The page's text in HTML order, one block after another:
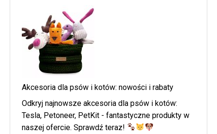
Akcesoria dla psów i kotów: nowości i rabaty
Odkryj najnowsze akcesoria dla psów i kotów:
Tesla, Petoneer, PetKit - fantastyczne produkty w
naszej ofercie. Sprawdź teraz!